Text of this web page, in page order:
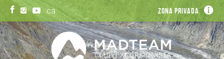
ca Zona privada